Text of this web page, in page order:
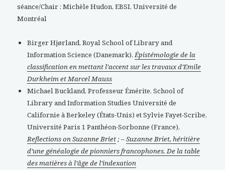
séance/Chair : Michèle Hudon, EBSI, Université de
Montréal
Birger Hjørland, Royal School of Library and
Information Science (Danemark),Épistémologie de la
classification en mettant l’accent sur les travaux d’Emile
Durkheim et Marcel Mauss
Michael Buckland, Professeur Émérite, School of
Library and Information Studies Université de
Californie à Berkeley (États-Unis) et Sylvie Fayet-Scribe,
Université Paris 1 Panthéon-Sorbonne (France),
Reflections on Suzanne Briet; –Suzanne Briet, héritière
d’une généalogie de pionniers francophones. De la table
des matières à l’âge de l’indexation